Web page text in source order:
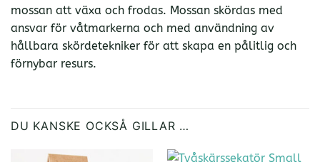
mossan att växa och frodas. Mossan skördas med
ansvar för våtmarkerna och med användning av
hållbara skördetekniker för att skapa en pålitlig och
förnybar resurs.
DU KANSKE OCKSÅ GILLAR …